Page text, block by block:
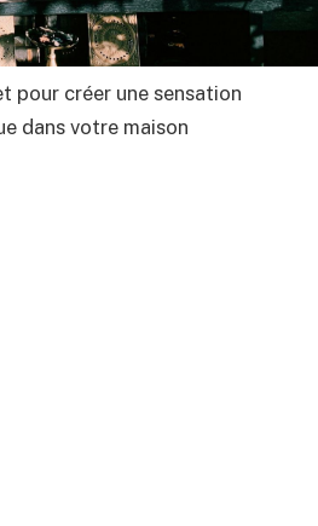
pour créer une sensation
dans votre maison